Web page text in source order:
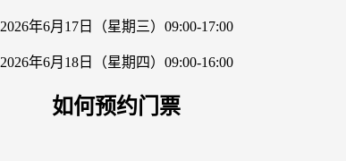
2026年6月17日（星期三）09:00-17:00
2026年6月18日（星期四）09:00-16:00
如何预约门票